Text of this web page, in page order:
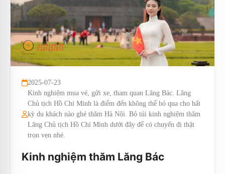
2025-07-23
Kinh nghiệm mua vé, gửi xe, tham quan Lăng Bác. Lăng
Chủ tịch Hồ Chí Minh là điểm đến không thể bỏ qua cho bất
kỳ du khách nào ghé thăm Hà Nội. Bỏ túi kinh nghiệm thăm
Lăng Chủ tịch Hồ Chí Minh dưới đây để có chuyến đi thật
trọn vẹn nhé.
Kinh nghiệm thăm Lăng Bác